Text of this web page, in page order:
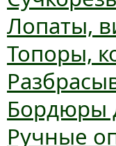
Лопаты,
Топоры,
Бордюры
Ручные